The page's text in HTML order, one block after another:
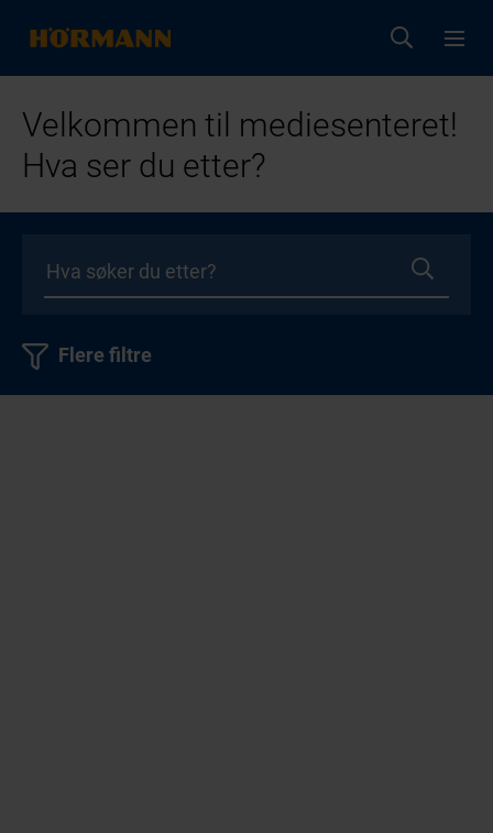
Velkommen til mediesenteret!
Hva ser du etter?
Flere filtre